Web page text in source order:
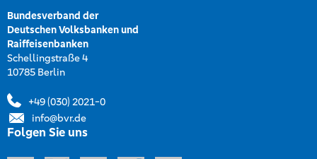
Bundesverband der
Deutschen Volksbanken und
Raiffeisenbanken
Schellingstraße 4
10785 Berlin
+49 (030) 2021-0
info@bvr.de
Folgen Sie uns